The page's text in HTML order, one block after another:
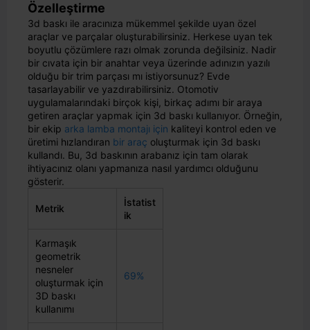
Özelleştirme
3d baskı ile aracınıza mükemmel şekilde uyan özel
araçlar ve parçalar oluşturabilirsiniz. Herkese uyan tek
boyutlu çözümlere razı olmak zorunda değilsiniz. Nadir
bir cıvata için bir anahtar veya üzerinde adınızın yazılı
olduğu bir trim parçası mı istiyorsunuz? Evde
tasarlayabilir ve yazdırabilirsiniz. Otomotiv
uygulamalarındaki birçok kişi, birkaç adımı bir araya
getiren araçlar yapmak için 3d baskı kullanıyor. Örneğin,
bir ekip arka lamba montajı için kaliteyi kontrol eden ve
üretimi hızlandıran bir araç oluşturmak için 3d baskı
kullandı. Bu, 3d baskının arabanız için tam olarak
ihtiyacınız olanı yapmanıza nasıl yardımcı olduğunu
gösterir.
Metrik
İstatist
ik
Karmaşık
geometrik
nesneler
oluşturmak için
3D baskı
kullanımı
69%